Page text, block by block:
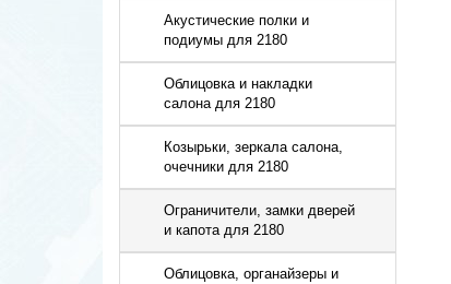
Акустические полки и
подиумы для 2180
Облицовка и накладки
салона для 2180
Козырьки, зеркала салона,
очечники для 2180
Ограничители, замки дверей
и капота для 2180
Облицовка, органайзеры и